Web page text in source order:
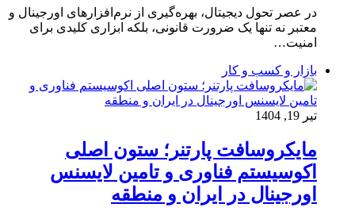
در عصر تحول دیجیتال، بهره‌گیری از نرم‌افزارهای اورجینال و
معتبر نه تنها یک ضرورت قانونی، بلکه ابزاری کلیدی برای
امنیت…
بازار و کسب و کار
تیر 19, 1404
مایکروسافت پارتنر؛ ستون اصلی
اکوسیستم فناوری و تامین لایسنس
اورجینال در ایران و منطقه